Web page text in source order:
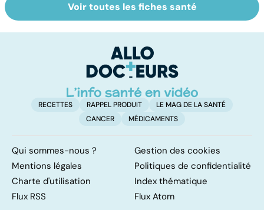
Faire du sport à
domicile, c'est
Don de gamètes :
le pour et le
levée de
l'anonymat
Voir toutes les fiches santé
RECETTES RAPPEL PRODUIT
LE MAG DE LA SANTÉ
CANCER
MÉDICAMENTS
Qui sommes-nous ?
Gestion des cookies
Mentions légales
Politiques de confidentialité
Charte d'utilisation
Index thématique
Flux RSS
Flux Atom